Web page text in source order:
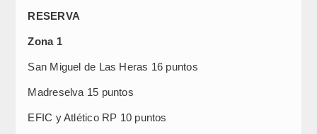
RESERVA
Zona 1
San Miguel de Las Heras 16 puntos
Madreselva 15 puntos
EFIC y Atlético RP 10 puntos